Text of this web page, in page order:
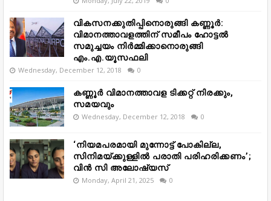
വികസനക്കുതിപ്പിനൊരുങ്ങി കണ്ണൂർ:
വിമാനത്താവളത്തിന് സമീപം ഹോട്ടൽ
സമുച്ചയം നിർമ്മിക്കാനൊരുങ്ങി
എം.എ.യൂസഫലി
Wednesday, December 12, 2018 0
കണ്ണൂർ വിമാനത്താവള ടിക്കറ്റ് നിരക്കും,
സമയവും
Wednesday, December 12, 2018 0
‘നിയമപരമായി മുന്നോട്ട് പോകില്ല,
സിനിമയ്ക്കുള്ളിൽ പരാതി പരിഹരിക്കണം’;
വിൻ സി അലോഷ്യസ്
Monday, April 21, 2025 0